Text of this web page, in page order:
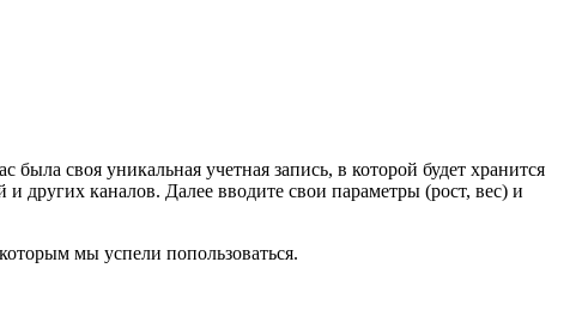
своя уникальная учетная запись, в которой будет хранится
других каналов. Далее вводите свои параметры (рост, вес) и
мы успели попользоваться.